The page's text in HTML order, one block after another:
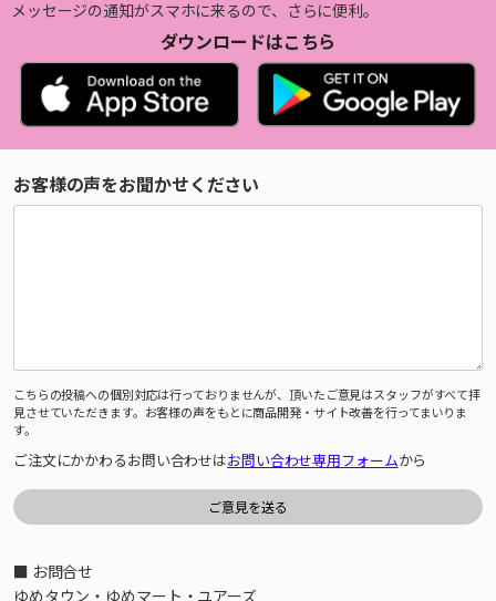
メッセージの通知がスマホに来るので、さらに便利。
ダウンロードはこちら
お客様の声をお聞かせください
こちらの投稿への個別対応は行っておりませんが、頂いたご意見はスタッフがすべて拝
見させていただきます。お客様の声をもとに商品開発・サイト改善を行ってまいりま
す。
ご注文にかかわるお問い合わせはお問い合わせ専用フォームから
■ お問合せ
ゆめタウン・ゆめマート・ユアーズ